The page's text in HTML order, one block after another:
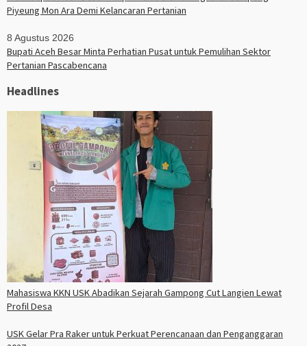
Piyeung Mon Ara Demi Kelancaran Pertanian
8 Agustus 2026
Bupati Aceh Besar Minta Perhatian Pusat untuk Pemulihan Sektor
Pertanian Pascabencana
Headlines
Mahasiswa KKN USK Abadikan Sejarah Gampong Cut Langien Lewat
Profil Desa
USK Gelar Pra Raker untuk Perkuat Perencanaan dan Penganggaran